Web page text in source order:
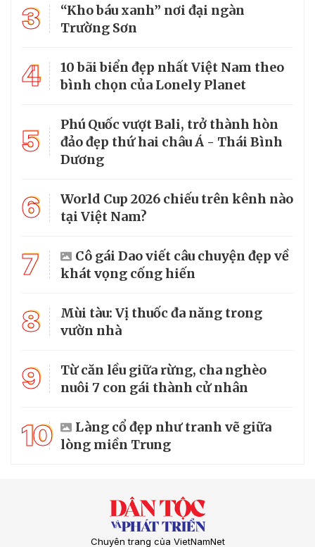
3
“Kho báu xanh” nơi đại ngàn
Trường Sơn
4
10 bãi biển đẹp nhất Việt Nam theo
bình chọn của Lonely Planet
5
Phú Quốc vượt Bali, trở thành hòn
đảo đẹp thứ hai châu Á - Thái Bình
Dương
6
World Cup 2026 chiếu trên kênh nào
tại Việt Nam?
7
Cô gái Dao viết câu chuyện đẹp về
khát vọng cống hiến
8
Mùi tàu: Vị thuốc đa năng trong
vườn nhà
9
Từ căn lều giữa rừng, cha nghèo
nuôi 7 con gái thành cử nhân
10
Làng cổ đẹp như tranh vẽ giữa
lòng miền Trung
Chuyên trang của VietNamNet